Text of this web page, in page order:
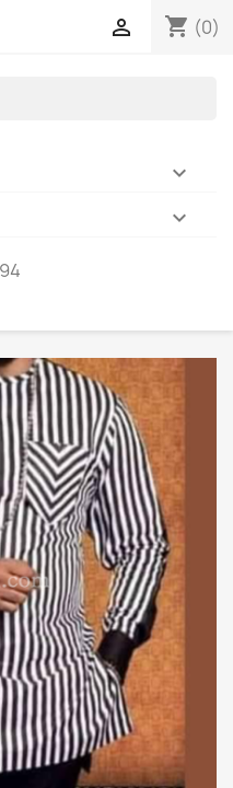
shopping_cart (0)


